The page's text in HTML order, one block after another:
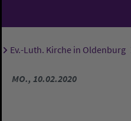
Sie sind hier:
Ev.-Luth. Kirche in Oldenburg
MO., 10.02.2020